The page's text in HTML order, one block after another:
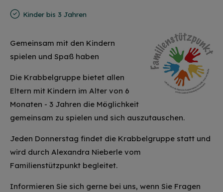
Kinder bis 3 Jahren
Gemeinsam mit den Kindern
spielen und Spaß haben
Die Krabbelgruppe bietet allen
Eltern mit Kindern im Alter von 6
Monaten - 3 Jahren die Möglichkeit
gemeinsam zu spielen und sich auszutauschen.
Jeden Donnerstag findet die Krabbelgruppe statt und
wird durch Alexandra Nieberle vom
Familienstützpunkt begleitet.
Informieren Sie sich gerne bei uns, wenn Sie Fragen